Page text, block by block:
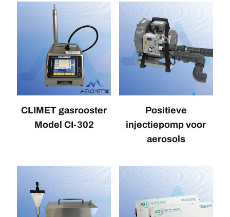
CLIMET gasrooster
Model CI-302
Positieve
injectiepomp voor
aerosols